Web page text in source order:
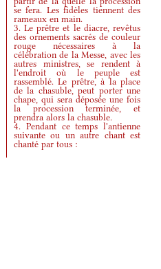
se fera. Les fidèles tiennent des
rameaux en main.
3. Le prêtre et le diacre, revêtus
des ornements sacrés de couleur
rouge nécessaires à la
célébration de la Messe, avec les
autres ministres, se rendent à
l'endroit où le peuple est
rassemblé. Le prêtre, à la place
de la chasuble, peut porter une
chape, qui sera déposée une fois
la procession terminée, et
prendra alors la chasuble.
4. Pendant ce temps l'antienne
suivante ou un autre chant est
chanté par tous :